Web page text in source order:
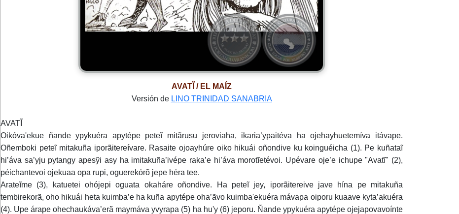
AVATĨ / EL MAÍZ
Versión de LINO TRINIDAD SANABRIA
AVATĨ
Oikóva'ekue ñande ypykuéra apytépe peteĩ mitãrusu jeroviaha, ikaria’ypaitéva ha ojehayhuetemíva itávape.
Oñemboki peteĩ mitakuña iporãitereívare. Rasaite ojoayhúre oiko hikuái oñondive ku koinguéicha (1). Pe kuñataĩ
hi’áva sa’yju pytangy apesỹi asy ha imitakuña’ivépe raka’e hi’áva morotĩetévoi. Upévare oje’e ichupe "Avatĩ" (2),
péichantevoi ojekuaa opa rupi, oguerekórõ jepe héra tee.
Arateĩme (3), katuetei ohójepi oguata okaháre oñondive. Ha peteĩ jey, iporãitereive jave hína pe mitakuña
tembirekorã, oho hikuái heta kuimba’e ha kuña apytépe oha’ãvo kuimba'ekuéra mávapa oiporu kuaave kyta’akuéra
(4). Upe árape ohechaukáva’erã maymáva yvyrapa (5) ha hu'y (6) jeporu. Ñande ypykuéra apytépe ojejapovavoínte